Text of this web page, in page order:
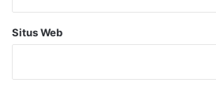
Situs Web